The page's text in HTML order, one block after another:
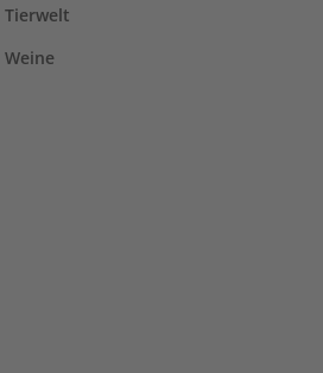
Tierwelt
Weine